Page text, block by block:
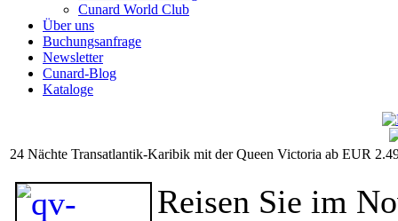
Cunard World Club
Über uns
Buchungsanfrage
Newsletter
Cunard-Blog
Kataloge
24 Nächte Transatlantik-Karibik mit der Queen Victoria ab EUR
Reisen Sie im